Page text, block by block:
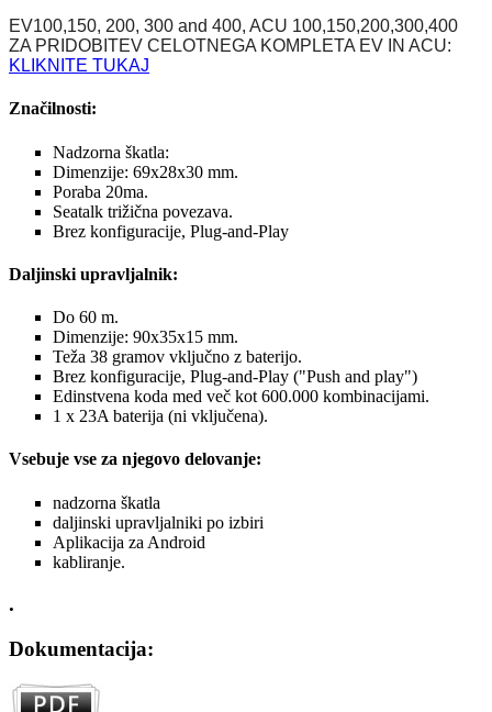
EV100,150, 200, 300 and 400, ACU 100,150,200,300,400
ZA PRIDOBITEV CELOTNEGA KOMPLETA EV IN ACU:
KLIKNITE TUKAJ
Značilnosti:
Nadzorna škatla:
Dimenzije: 69x28x30 mm.
Poraba 20ma.
Seatalk trižična povezava.
Brez konfiguracije, Plug-and-Play
Daljinski upravljalnik:
Do 60 m.
Dimenzije: 90x35x15 mm.
Teža 38 gramov vključno z baterijo.
Brez konfiguracije, Plug-and-Play ("Push and play")
Edinstvena koda med več kot 600.000 kombinacijami.
1 x 23A baterija (ni vključena).
Vsebuje vse za njegovo delovanje:
nadzorna škatla
daljinski upravljalniki po izbiri
Aplikacija za Android
kabliranje.
.
Dokumentacija: